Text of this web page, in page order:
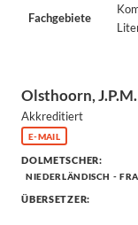
Fachgebiete
Olsthoorn, J.P.M.
Akkreditiert
E-MAIL
DOLMETSCHER:
NIEDERLÄNDISCH -
ÜBERSETZER: